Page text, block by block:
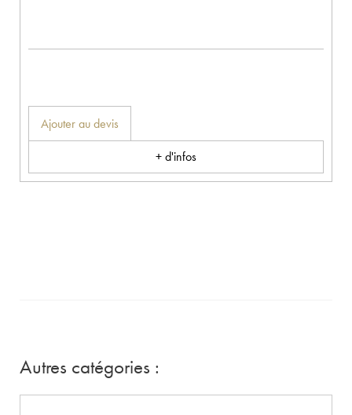
Ajouter au devis
+ d'infos
Autres catégories :